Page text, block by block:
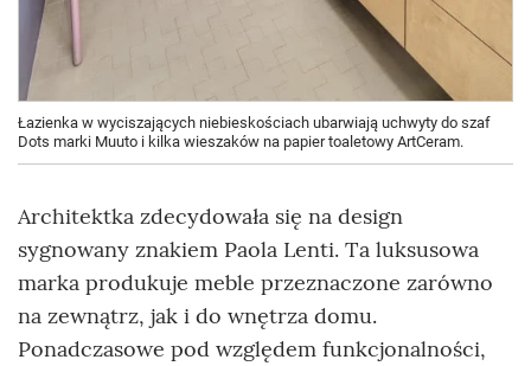
Łazienka w wyciszających niebieskościach ubarwiają uchwyty do szaf
Dots marki Muuto i kilka wieszaków na papier toaletowy ArtCeram.
Architektka zdecydowała się na design
sygnowany znakiem Paola Lenti. Ta luksusowa
marka produkuje meble przeznaczone zarówno
na zewnątrz, jak i do wnętrza domu.
Ponadczasowe pod względem funkcjonalności,